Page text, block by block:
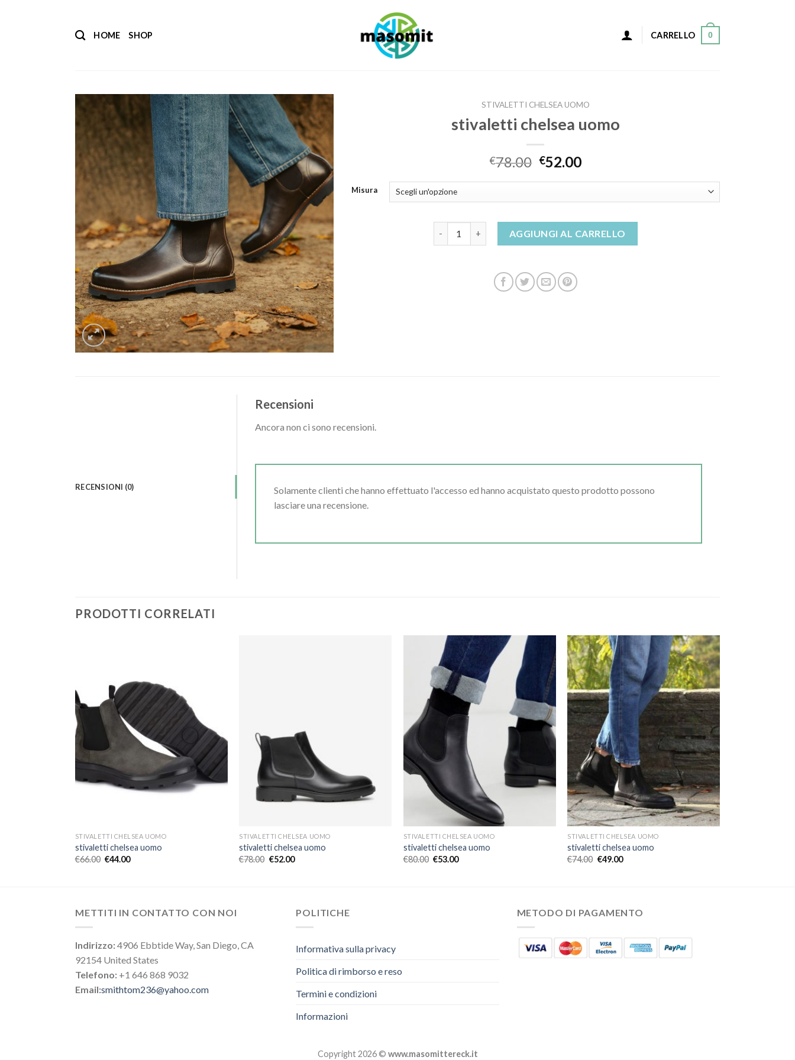
HOME SHOP CARRELLO 0
STIVALETTI CHELSEA UOMO
stivaletti chelsea uomo
€78.00 €52.00
Misura
AGGIUNGI AL CARRELLO
RECENSIONI (0)
Recensioni
Ancora non ci sono recensioni.
Solamente clienti che hanno effettuato l'accesso ed hanno acquistato questo prodotto possono
lasciare una recensione.
PRODOTTI CORRELATI
STIVALETTI CHELSEA UOMO
stivaletti chelsea uomo
€66.00 €44.00
STIVALETTI CHELSEA UOMO
stivaletti chelsea uomo
€78.00 €52.00
STIVALETTI CHELSEA UOMO
stivaletti chelsea uomo
€80.00 €53.00
STIVALETTI CHELSEA UOMO
stivaletti chelsea uomo
€74.00 €49.00
METTITI IN CONTATTO CON NOI
Indirizzo:4906 Ebbtide Way, San Diego, CA
92154 United States
Telefono: +1 646 868 9032
Email:smithtom236@yahoo.com
POLITICHE
Informativa sulla privacy
Politica di rimborso e reso
Termini e condizioni
Informazioni
METODO DI PAGAMENTO
Copyright 2026 © www.masomittereck.it